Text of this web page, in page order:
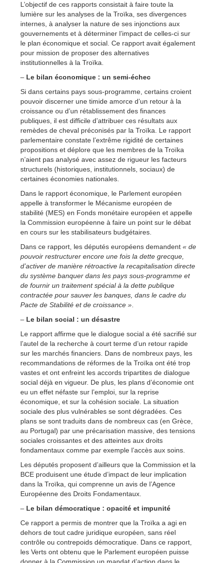
L’objectif de ces rapports consistait à faire toute la
lumière sur les analyses de la Troïka, ses divergences
internes, à analyser la nature de ses injonctions aux
gouvernements et à déterminer l’impact de celles-ci sur
le plan économique et social. Ce rapport avait également
pour mission de proposer des alternatives
institutionnelles à la Troïka.
– Le bilan économique : un semi-échec
Si dans certains pays sous-programme, certains croient
pouvoir discerner une timide amorce d’un retour à la
croissance ou d’un rétablissement des finances
publiques, il est difficile d’attribuer ces résultats aux
remèdes de cheval préconisés par la Troïka. Le rapport
parlementaire constate l’extrême rigidité de certaines
propositions et déplore que les membres de la Troïka
n’aient pas analysé avec assez de rigueur les facteurs
structurels (historiques, institutionnels, sociaux) de
certaines économies nationales.
Dans le rapport économique, le Parlement européen
appelle à transformer le Mécanisme européen de
stabilité (MES) en Fonds monétaire européen et appelle
la Commission européenne à faire un point sur le débat
en cours sur les stabilisateurs budgétaires.
Dans ce rapport, les députés européens demandent « de
pouvoir restructurer encore une fois la dette grecque,
d’activer de manière rétroactive la recapitalisation directe
du système banquer dans les pays sous-programme et
de fournir un traitement spécial à la dette publique
contractée pour sauver les banques, dans le cadre du
Pacte de Stabilité et de croissance »
– Le bilan social : un désastre
Le rapport affirme que le dialogue social a été sacrifié sur
l’autel de la recherche à court terme d’un retour rapide
sur les marchés financiers. Dans de nombreux pays, les
recommandations de réformes de la Troïka ont été trop
vastes et ont enfreint les accords tripartites de dialogue
social déjà en vigueur. De plus, les plans d’économie ont
eu un effet néfaste sur l’emploi, sur la reprise
économique, et sur la cohésion sociale. La situation
sociale des plus vulnérables se sont dégradées. Ces
plans se sont traduits dans de nombreux cas (en Grèce,
au Portugal) par une précarisation massive, des tensions
sociales croissantes et des atteintes aux droits
fondamentaux comme par exemple l’accès aux soins.
Les députés proposent d’ailleurs que la Commission et la
BCE produisent une étude d’impact de leur implication
dans la Troïka, qui comprenne un avis de l’Agence
Européenne des Droits Fondamentaux.
– Le bilan démocratique : opacité et impunité
Ce rapport a permis de montrer que la Troïka a agi en
dehors de tout cadre juridique européen, sans réel
contrôle ou contrepoids démocratique. Dans ce rapport,
les Verts ont obtenu que le Parlement européen puisse